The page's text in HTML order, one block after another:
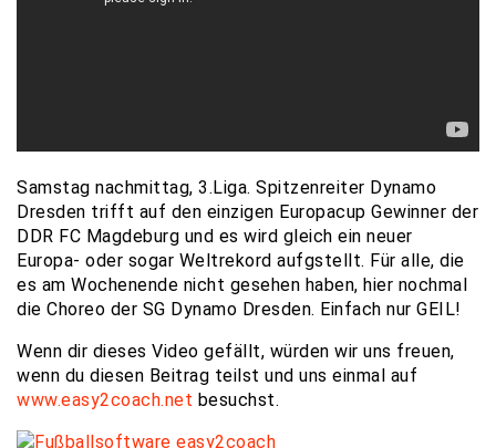
Samstag nachmittag, 3.Liga. Spitzenreiter Dynamo
Dresden trifft auf den einzigen Europacup Gewinner der
DDR FC Magdeburg und es wird gleich ein neuer
Europa- oder sogar Weltrekord aufgstellt. Für alle, die
es am Wochenende nicht gesehen haben, hier nochmal
die Choreo der SG Dynamo Dresden. Einfach nur GEIL!
Wenn dir dieses Video gefällt, würden wir uns freuen,
wenn du diesen Beitrag teilst und uns einmal auf
www.easy2coach.net besuchst.